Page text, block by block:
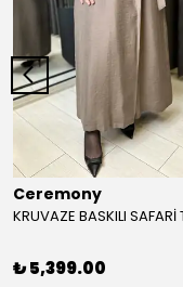
Ceremony
₺ 5,399.00